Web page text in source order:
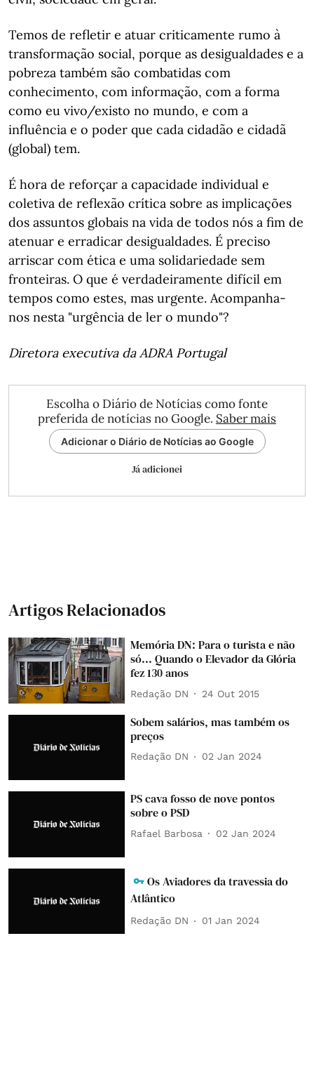
Temos de refletir e atuar criticamente rumo à
transformação social, porque as desigualdades e a
pobreza também são combatidas com
conhecimento, com informação, com a forma
como eu vivo/existo no mundo, e com a
influência e o poder que cada cidadão e cidadã
(global) tem.
É hora de reforçar a capacidade individual e
coletiva de reflexão crítica sobre as implicações
dos assuntos globais na vida de todos nós a fim de
atenuar e erradicar desigualdades. É preciso
arriscar com ética e uma solidariedade sem
fronteiras. O que é verdadeiramente difícil em
tempos como estes, mas urgente. Acompanha-
nos nesta "urgência de ler o mundo"?
Diretora executiva da ADRA Portugal
Escolha o Diário de Notícias como fonte
preferida de notícias no Google. Saber mais
Adicionar o Diário de Notícias ao Google
Já adicionei
Artigos Relacionados
Memória DN: Para o turista e não
só... Quando o Elevador da Glória
fez 130 anos
Redação DN 24 Out 2015
Sobem salários, mas também os
preços
Redação DN 02 Jan 2024
PS cava fosso de nove pontos
sobre o PSD
Rafael Barbosa 02 Jan 2024
Os Aviadores da travessia do
Atlântico
Redação DN 01 Jan 2024